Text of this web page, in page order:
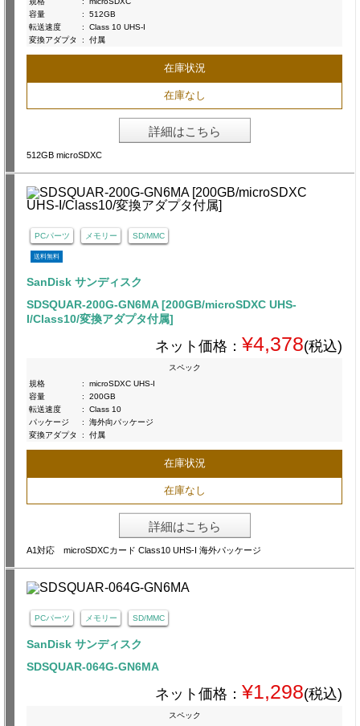
容量
:
512GB
転送速度
:
Class 10 UHS-I
変換アダプタ
: 付属
在庫状況
在庫なし
詳細はこちら
512GB microSDXC
PCパーツ メモリー SD/MMC
送料無料
SanDisk サンディスク
SDSQUAR-200G-GN6MA [200GB/microSDXC UHS-
I/Class10/変換アダプタ付属]
ネット価格： ¥4,378(税込)
スペック
規格
:
microSDXC UHS-I
容量
:
200GB
転送速度
:
Class 10
パッケージ
:
海外向パッケージ
変換アダプタ
: 付属
在庫状況
在庫なし
詳細はこちら
A1対応 microSDXCカード Class10 UHS-I 海外パッケージ
PCパーツ メモリー SD/MMC
SanDisk サンディスク
SDSQUAR-064G-GN6MA
ネット価格： ¥1,298(税込)
スペック